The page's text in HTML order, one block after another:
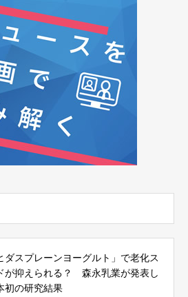
ダスプレーンヨーグルト」で老化ス
が抑えられる？ 森永乳業が発表し
初の研究結果